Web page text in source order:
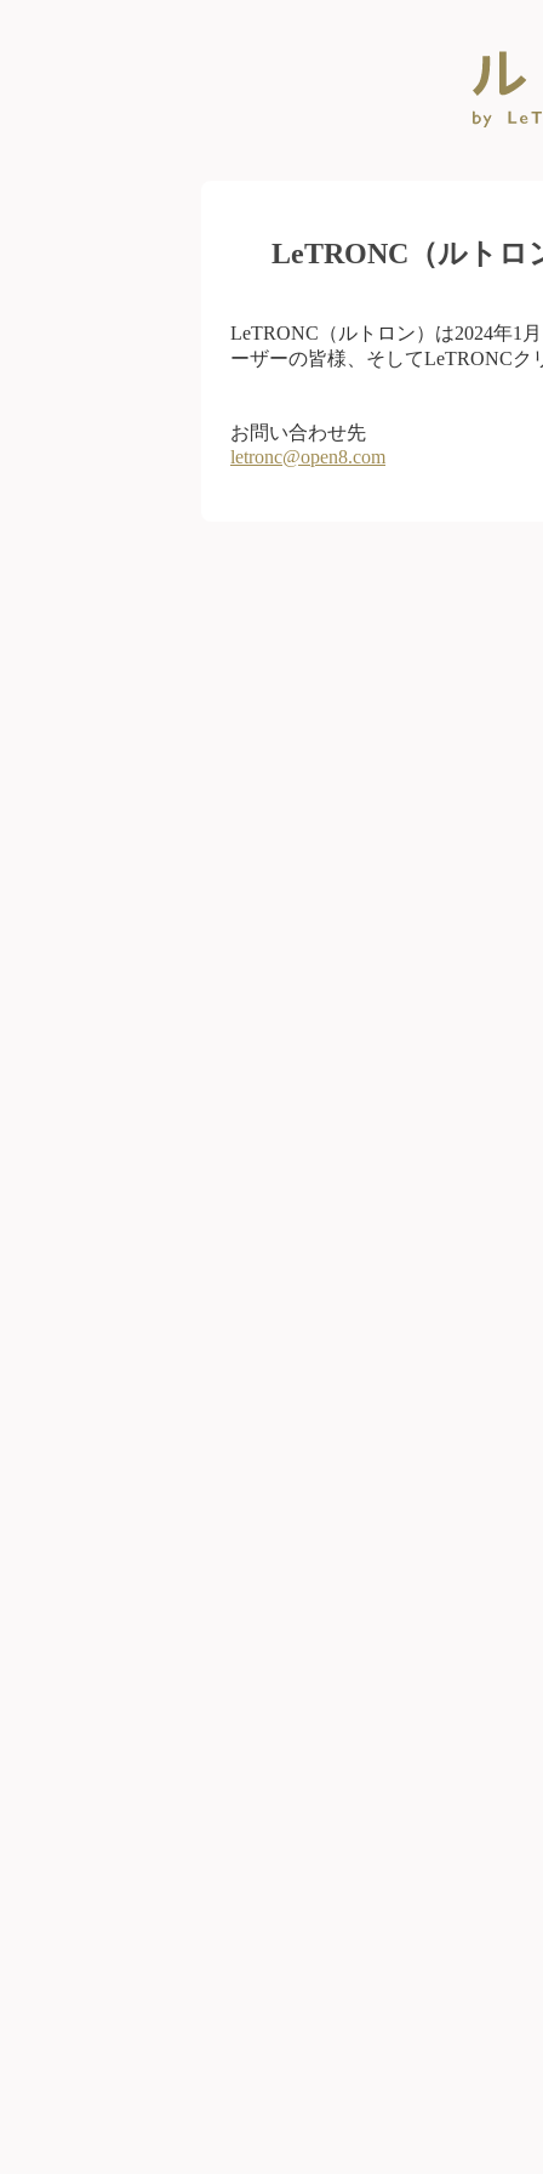
LeTRONC（ルトロ
LeTRONC（ルトロン）は2024年1
ーザーの皆様、そしてLeTRONC
お問い合わせ先
letronc@open8.com